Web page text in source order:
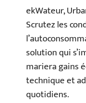
ekWateur,
Scrutez les
solution qui
mariera gains
technique et
quotidiens.